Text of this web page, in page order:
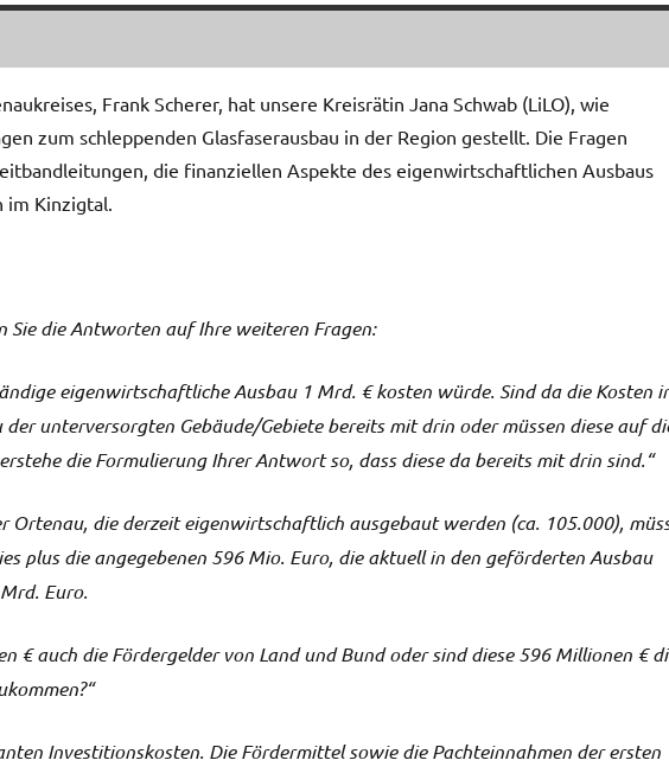
Frank Scherer, hat unsere Kreisrätin Jana Schwab (LiLO), wie
zum schleppenden Glasfaserausbau in der Region gestellt. Die Fragen
die finanziellen Aspekte des eigenwirtschaftlichen Ausbaus
im Kinzigtal.
Sie die Antworten auf Ihre weiteren Fragen:
eigenwirtschaftliche Ausbau 1 Mrd. € kosten würde. Sind da die Kosten
unterversorgten Gebäude/Gebiete bereits mit drin oder müssen diese auf
die Formulierung Ihrer Antwort so, dass diese da bereits mit drin sind.“
Ortenau, die derzeit eigenwirtschaftlich ausgebaut werden (ca. 105.000),
plus die angegebenen 596 Mio. Euro, die aktuell in den geförderten Ausbau
Euro.
€ auch die Fördergelder von Land und Bund oder sind diese 596 Millionen €
Investitionskosten. Die Fördermittel sowie die Pachteinnahmen der ersten